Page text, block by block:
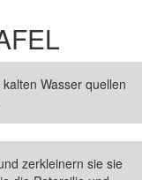
Wasser quellen
zerkleinern sie sie